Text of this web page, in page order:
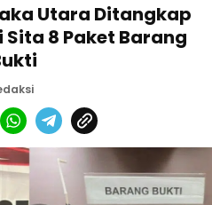
Utara Ditangkap
Sita 8 Paket Barang